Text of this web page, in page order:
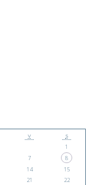
V S
1
7
8
14
15
21
22